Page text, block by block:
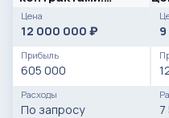
Оборудования на
Цена
12 000 000 ₽
Прибыль
605 000
Расходы
По запросу